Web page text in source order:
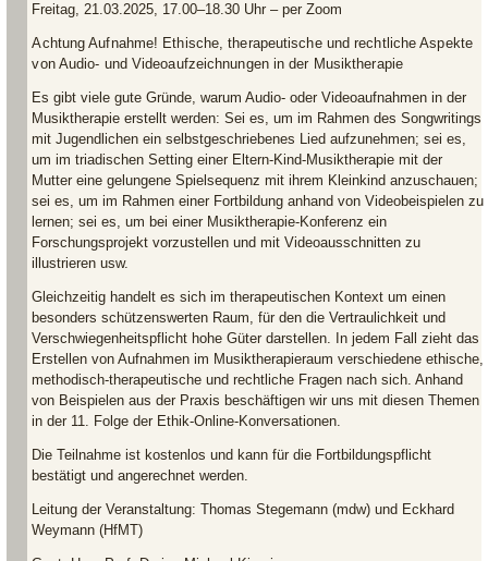
Freitag, 21.03.2025, 17.00–18.30 Uhr – per Zoom
Achtung Aufnahme! Ethische, therapeutische und rechtliche Aspekte
von Audio- und Videoaufzeichnungen in der Musiktherapie
Es gibt viele gute Gründe, warum Audio- oder Videoaufnahmen in der
Musiktherapie erstellt werden: Sei es, um im Rahmen des Songwritings
mit Jugendlichen ein selbstgeschriebenes Lied aufzunehmen; sei es,
um im triadischen Setting einer Eltern-Kind-Musiktherapie mit der
Mutter eine gelungene Spielsequenz mit ihrem Kleinkind anzuschauen;
sei es, um im Rahmen einer Fortbildung anhand von Videobeispielen zu
lernen; sei es, um bei einer Musiktherapie-Konferenz ein
Forschungsprojekt vorzustellen und mit Videoausschnitten zu
illustrieren usw.
Gleichzeitig handelt es sich im therapeutischen Kontext um einen
besonders schützenswerten Raum, für den die Vertraulichkeit und
Verschwiegenheitspflicht hohe Güter darstellen. In jedem Fall zieht das
Erstellen von Aufnahmen im Musiktherapieraum verschiedene ethische,
methodisch-therapeutische und rechtliche Fragen nach sich. Anhand
von Beispielen aus der Praxis beschäftigen wir uns mit diesen Themen
in der 11. Folge der Ethik-Online-Konversationen.
Die Teilnahme ist kostenlos und kann für die Fortbildungspflicht
bestätigt und angerechnet werden.
Leitung der Veranstaltung: Thomas Stegemann (mdw) und Eckhard
Weymann (HfMT)